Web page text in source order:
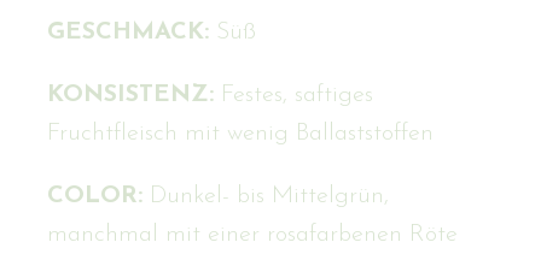
GESCHMACK: Süß
KONSISTENZ: Festes, saftiges
Fruchtfleisch mit wenig Ballaststoffen
COLOR: Dunkel- bis Mittelgrün,
manchmal mit einer rosafarbenen Röte